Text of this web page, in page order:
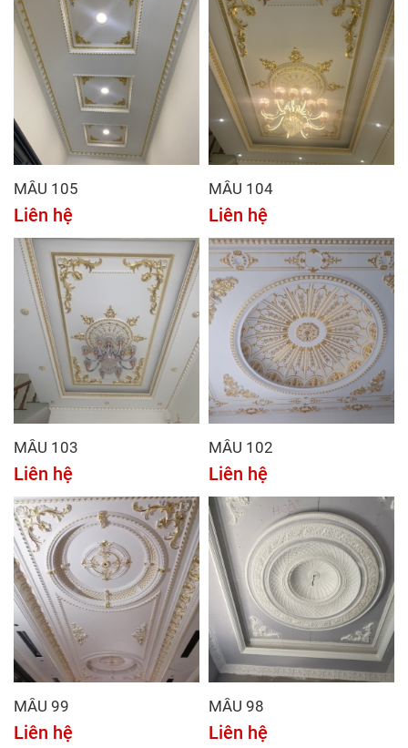
MẪU 105
Liên hệ
MẪU 104
Liên hệ
MẪU 103
Liên hệ
MẪU 102
Liên hệ
MẪU 99
Liên hệ
MẪU 98
Liên hệ